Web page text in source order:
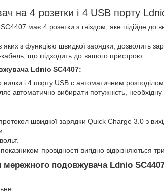
на 4 розетки і 4 USB порту
має 4 розетки з гніздом, яке підійде до
яких з функцією швидкої зарядки, дозволить
що підходить до вашого пристрою.
Ldnio SC4407:
і 4 порту USB c автоматичним
автоматично вибирати потужність,
швидкої зарядки Quick Charge 3.0 з
провідності вигідно відрізняються
мережного подовжувача Ldnio